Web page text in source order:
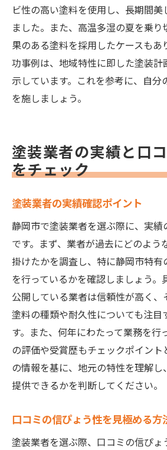
ビ性の高い塗料を使用し、長期間
ました。また、高温多湿の夏を乗
果のある塗料を採用したケースもあ
功事例は、地域特性に即した塗装計
示しています。これを参考に、自分
を施しましょう。
塗装業者の実績と口
をチェック
塗装業者の実績確認ポイント
静岡市で塗装業者を選ぶ際に、実
です。まず、業者が過去にどのよう
掛けたかを調査し、特に静岡市特有
を行っているかを確認しましょう。
公開している業者は信頼性が高く
塗料の種類や耐久性についても注目
す。また、何年にわたって業務を行
の評価や受賞歴もチェックポイント
の情報を基に、地元の特性を理解し
提供できるかを判断してください。
口コミの信ぴょう性を見極める方
塗装業者を選ぶ際、口コミの信ぴょ